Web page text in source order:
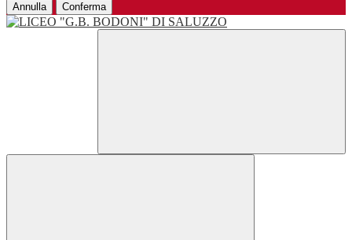
Annulla Conferma